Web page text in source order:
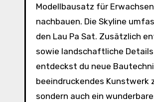
Modellbausatz für
nachbauen. Die Skyline
den Lau Pa Sat. Zusätzlich
sowie landschaftliche Details
entdeckst du neue
beeindruckendes Kunstwerk
sondern auch ein